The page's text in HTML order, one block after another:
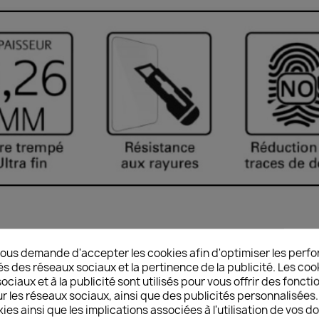
(gamme Standard Premium)
contre les chocs et la casse de l'écran (verre trempé AAA -
contre les chocs et la casse de l'écran (indice 9H sur
oléophobique
: Contact agréable – Réactivité tactile optimale – Angles
demande d'accepter les cookies afin d'optimiser les
des réseaux sociaux et la pertinence de la publicité. Les
et à la publicité sont utilisés pour vous offrir des
les réseaux sociaux, ainsi que des publicités
ainsi que les implications associées à l'utilisation de vos